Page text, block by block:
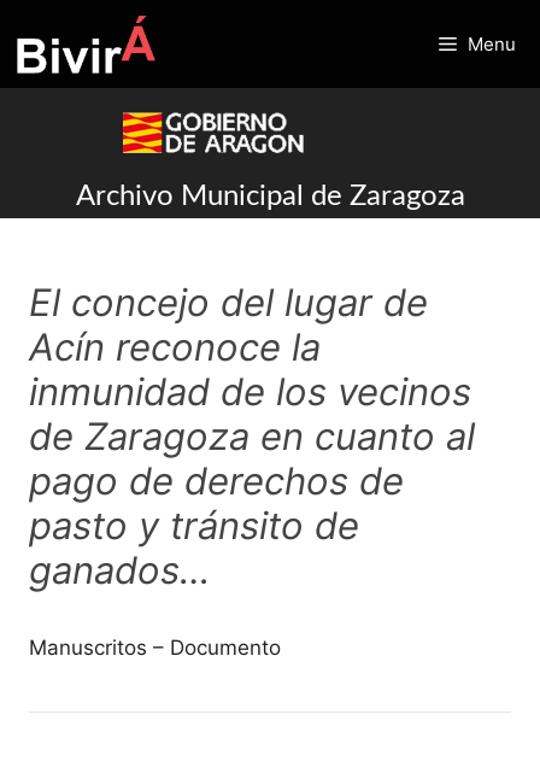
to
content
Menu
Archivo Municipal de Zaragoza
El concejo del lugar de
Acín reconoce la
inmunidad de los vecinos
de Zaragoza en cuanto al
pago de derechos de
pasto y tránsito de
ganados…
Manuscritos – Documento